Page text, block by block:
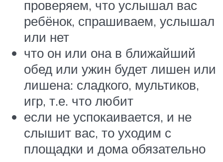
проверяем, что услышал вас
ребёнок, спрашиваем, услышал
или нет
что он или она в ближайший
обед или ужин будет лишен или
лишена: сладкого, мультиков,
игр, т.е. что любит
если не успокаивается, и не
слышит вас, то уходим с
площадки и дома обязательно